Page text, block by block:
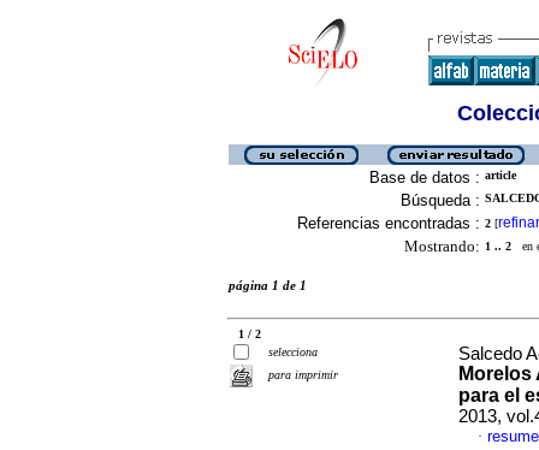
Base de datos : article
Búsqueda :
Referencias encontradas : 2 [refinar
Mostrando: 1 .. 2 en
página 1 de 1
1 / 2
selecciona
para imprimir
Salcedo
Morelos
para el
2013,
·